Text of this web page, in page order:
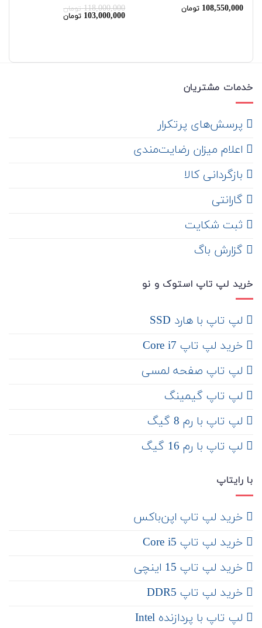
نمره
108,550,000 تومان
نمره
4.00از 5
118,000,000 تومان
قیمت
103,000,000 تومانقیمت
خدمات مشتریان
‌ پرسش‌های پرتکرار
اعلام میزان رضایت‌مندی
‌ بازگردانی کالا
گارانتی
ثبت شکایت
‌ گزارش باگ
خرید لپ تاپ استوک و نو
لپ تاپ با هارد SSD
خرید لپ تاپ Core i7
لپ تاپ صفحه لمسی
لپ تاپ گیمینگ
لپ تاپ با رم 8 گیگ
لپ تاپ با رم 16 گیگ
با رایتاپ
‌ خرید لپ تاپ اپن‌باکس
خرید لپ تاپ Core i5
‌‌ خرید لپ تاپ 15 اینچی
خرید لپ تاپ DDR5
لپ تاپ با پردازنده Intel